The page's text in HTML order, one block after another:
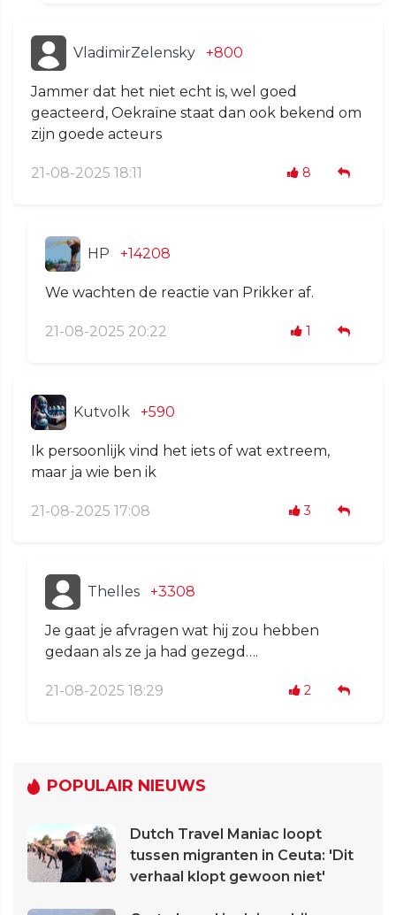
VladimirZelensky +800
Jammer dat het niet echt is, wel goed
geacteerd, Oekraïne staat dan ook bekend om
zijn goede acteurs
21-08-2025 18:11 8
HP +14208
We wachten de reactie van Prikker af.
21-08-2025 20:22 1
Kutvolk +590
Ik persoonlijk vind het iets of wat extreem,
maar ja wie ben ik
21-08-2025 17:08 3
Thelles +3308
Je gaat je afvragen wat hij zou hebben
gedaan als ze ja had gezegd….
21-08-2025 18:29 2
POPULAIR NIEUWS
Dutch Travel Maniac loopt
tussen migranten in Ceuta: 'Dit
verhaal klopt gewoon niet'